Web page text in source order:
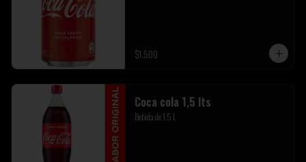
$1.500
Coca cola 1,5 lts
Bebida de 1.5 L